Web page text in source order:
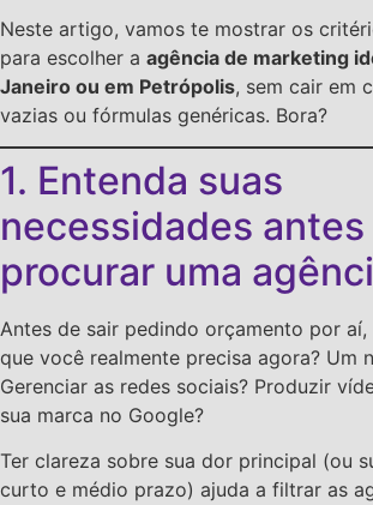
Neste artigo, vamos te mostrar os
para escolher a agência de marketing
Janeiro ou em Petrópolis, sem cair em
vazias ou fórmulas genéricas. Bora?
1. Entenda suas
necessidades antes
procurar uma
Antes de sair pedindo orçamento por aí,
que você realmente precisa agora? Um
Gerenciar as redes sociais? Produzir
sua marca no Google?
Ter clareza sobre sua dor principal (ou
curto e médio prazo) ajuda a filtrar as